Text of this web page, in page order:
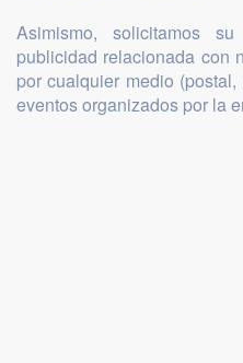
Asimismo, solicitamos
publicidad relacionada con
por cualquier medio
eventos organizados por la